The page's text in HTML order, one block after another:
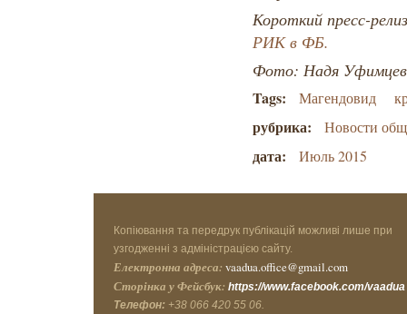
Короткий пресс-
РИК в ФБ.
Фото: Надя
Tags: Магендовид
рубрика: Новости
дата: Июль 2015
Копіювання та передрук публікацій можливі лише при
узгодженні з адміністрацією сайту.
Електронна адреса: vaadua.office@gmail.com
Сторінка у Фейсбук: https://www.facebook.com/vaadua
Телефон: +38 066 420 55 06.